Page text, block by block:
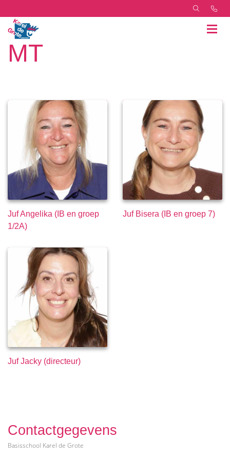
MT
Juf Angelika (IB en groep
1/2A)
Juf Bisera (IB en groep 7)
Juf Jacky (directeur)
Contactgegevens
Basisschool Karel de Grote